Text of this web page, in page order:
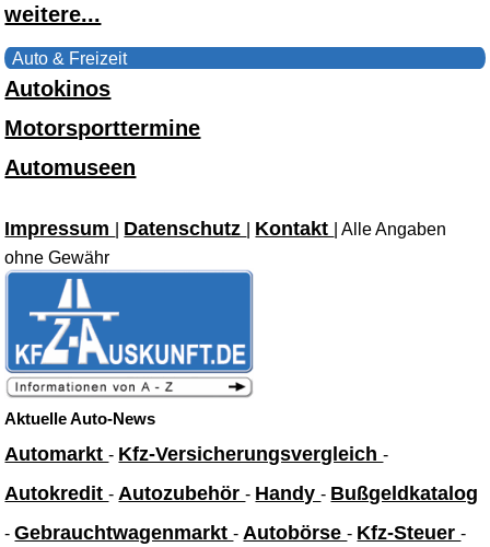
weitere...
Auto & Freizeit
Autokinos
Motorsporttermine
Automuseen
Impressum Datenschutz Kontakt
| Alle Angaben
ohne Gewähr
Aktuelle Auto-News
Automarkt- Kfz-Versicherungsvergleich-
Autokredit- Autozubehör- Handy- Bußgeldkatalog
-Gebrauchtwagenmarkt- Autobörse- Kfz-Steuer-